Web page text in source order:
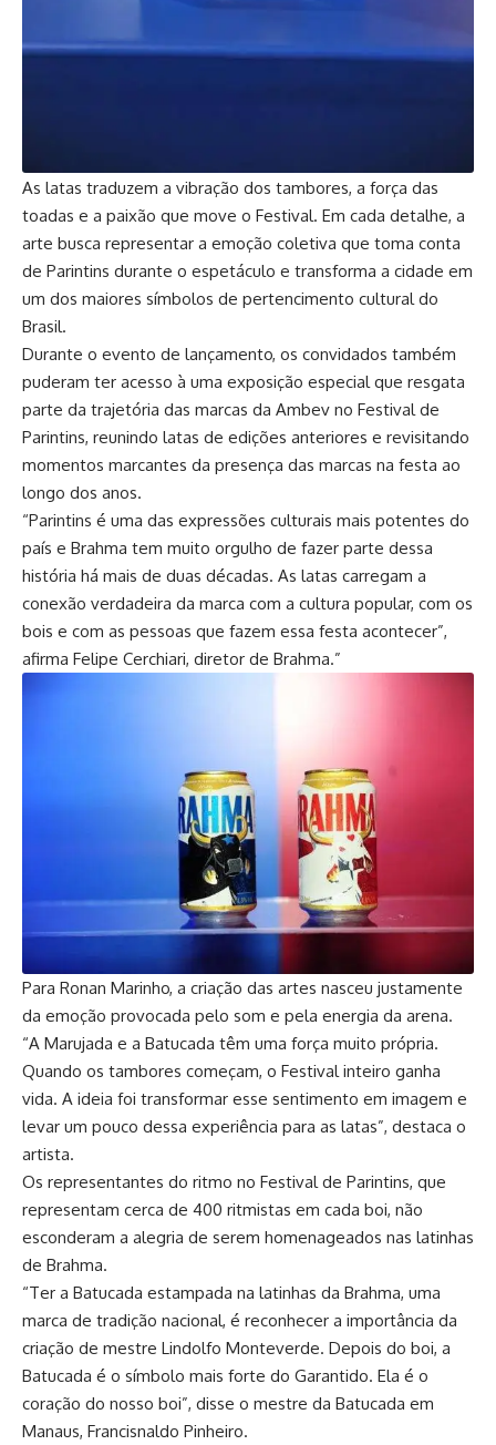
As latas traduzem a vibração dos tambores, a força das
toadas e a paixão que move o Festival. Em cada detalhe, a
arte busca representar a emoção coletiva que toma conta
de Parintins durante o espetáculo e transforma a cidade em
um dos maiores símbolos de pertencimento cultural do
Brasil.
Durante o evento de lançamento, os convidados também
puderam ter acesso à uma exposição especial que resgata
parte da trajetória das marcas da Ambev no Festival de
Parintins, reunindo latas de edições anteriores e revisitando
momentos marcantes da presença das marcas na festa ao
longo dos anos.
“Parintins é uma das expressões culturais mais potentes do
país e Brahma tem muito orgulho de fazer parte dessa
história há mais de duas décadas. As latas carregam a
conexão verdadeira da marca com a cultura popular, com os
bois e com as pessoas que fazem essa festa acontecer”,
afirma Felipe Cerchiari, diretor de Brahma.”
Para Ronan Marinho, a criação das artes nasceu justamente
da emoção provocada pelo som e pela energia da arena.
“A Marujada e a Batucada têm uma força muito própria.
Quando os tambores começam, o Festival inteiro ganha
vida. A ideia foi transformar esse sentimento em imagem e
levar um pouco dessa experiência para as latas”, destaca o
artista.
Os representantes do ritmo no Festival de Parintins, que
representam cerca de 400 ritmistas em cada boi, não
esconderam a alegria de serem homenageados nas latinhas
de Brahma.
“Ter a Batucada estampada na latinhas da Brahma, uma
marca de tradição nacional, é reconhecer a importância da
criação de mestre Lindolfo Monteverde. Depois do boi, a
Batucada é o símbolo mais forte do Garantido. Ela é o
coração do nosso boi”, disse o mestre da Batucada em
Manaus, Francisnaldo Pinheiro.